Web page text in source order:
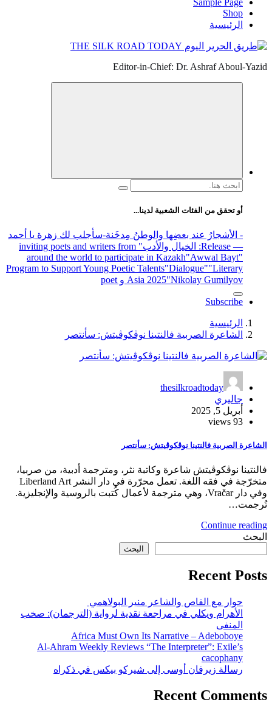
Sample Page
Shop
الرئيسية
Editor-in-Chief: Dr. Ashraf Aboul-Yazid
البحث
أو تحقق من الفئات الشعبية لدينا...
- الأشجارُ عند بعضِها والوطنُ مِدخَنة-سأجلب لك زهرة يا أحمد
— Release
: الخيال والأدب
" inviting poets and writers from
around the world to participate in Kazakh"Awwal Bayt"
Program to Support Young Poetic Talents"Dialogue""Literary
Asia 2025"Nikolay Gumilyov و poet
Subscribe
الرئيسية
الشاعرة الصربية فالنتينا نوڤكوڤيتش: سأنتصر
thesilkroadtoday
جاليري
أبريل 5, 2025
93 views
الشاعرة الصربية فالنتينا نوڤكوڤيتش: سأنتصر
فالنتينا نوڤكوڤيتش شاعرة وكاتبة نثر، ومترجمة أدبية، من صربيا،
متخرّجة في فقه اللغة. تعمل محرّرة في دار النشر Liberland Art
وفي دار Vračar، وهي مترجمة لأعمال كُتبت بالروسية والإنجليزية.
تُرجمت…
Continue reading
البحث
البحث
Recent Posts
حوار مع القاص والشاعر منير البولاهمي
الأهرام ويكلي في مراجعة نقدية لرواية (الترجمان): صخب
المنفى
Africa Must Own Its Narrative – Adeboboye
Al-Ahram Weekly Reviews “The Interpreter”: Exile’s
cacophany
رسالة زيرفان أوسى إلى شيركو بيكس في ذكراه
Recent Comments